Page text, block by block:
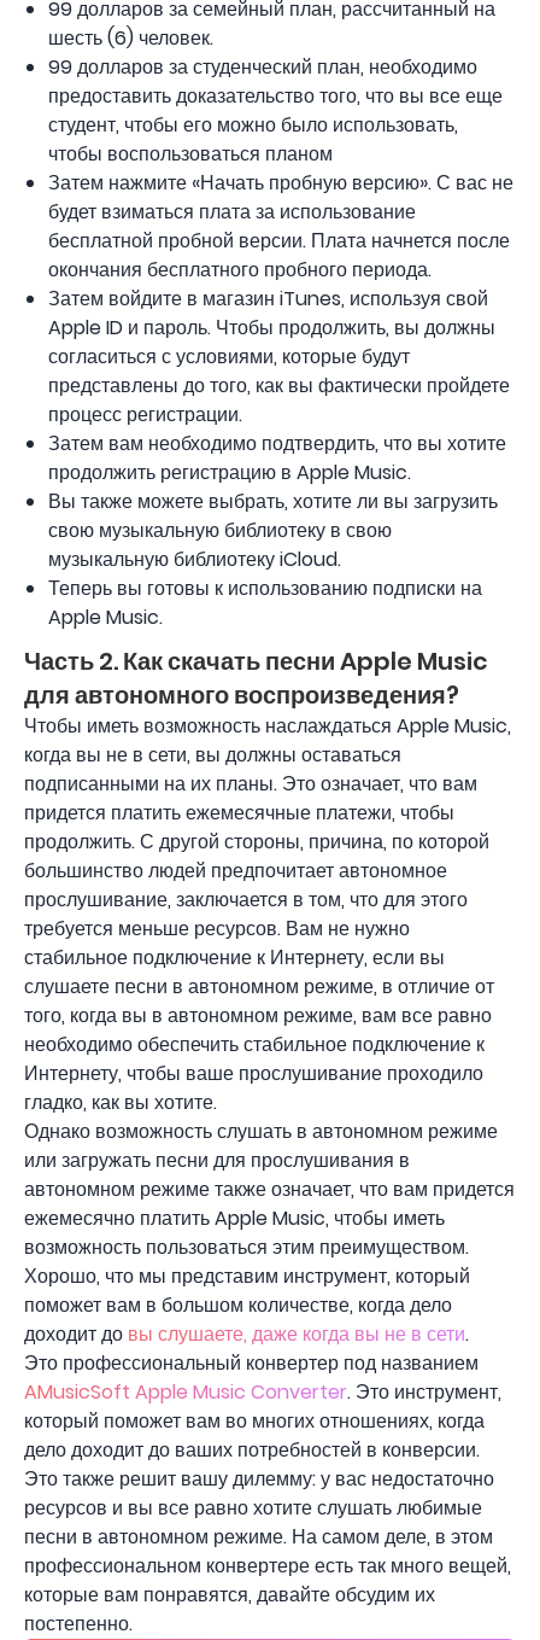
99 долларов за семейный план, рассчитанный на
шесть (6) человек.
99 долларов за студенческий план, необходимо
предоставить доказательство того, что вы все еще
студент, чтобы его можно было использовать,
чтобы воспользоваться планом
Затем нажмите «Начать пробную версию». С вас не
будет взиматься плата за использование
бесплатной пробной версии. Плата начнется после
окончания бесплатного пробного периода.
Затем войдите в магазин iTunes, используя свой
Apple ID и пароль. Чтобы продолжить, вы должны
согласиться с условиями, которые будут
представлены до того, как вы фактически пройдете
процесс регистрации.
Затем вам необходимо подтвердить, что вы хотите
продолжить регистрацию в Apple Music.
Вы также можете выбрать, хотите ли вы загрузить
свою музыкальную библиотеку в свою
музыкальную библиотеку iCloud.
Теперь вы готовы к использованию подписки на
Apple Music.
Часть 2. Как скачать песни Apple Music
для автономного воспроизведения?
Чтобы иметь возможность наслаждаться Apple Music,
когда вы не в сети, вы должны оставаться
подписанными на их планы. Это означает, что вам
придется платить ежемесячные платежи, чтобы
продолжить. С другой стороны, причина, по которой
большинство людей предпочитает автономное
прослушивание, заключается в том, что для этого
требуется меньше ресурсов. Вам не нужно
стабильное подключение к Интернету, если вы
слушаете песни в автономном режиме, в отличие от
того, когда вы в автономном режиме, вам все равно
необходимо обеспечить стабильное подключение к
Интернету, чтобы ваше прослушивание проходило
гладко, как вы хотите.
Однако возможность слушать в автономном режиме
или загружать песни для прослушивания в
автономном режиме также означает, что вам придется
ежемесячно платить Apple Music, чтобы иметь
возможность пользоваться этим преимуществом.
Хорошо, что мы представим инструмент, который
поможет вам в большом количестве, когда дело
доходит до вы слушаете, даже когда вы не в сети.
Это профессиональный конвертер под названием
AMusicSoft Apple Music Converter. Это инструмент,
который поможет вам во многих отношениях, когда
дело доходит до ваших потребностей в конверсии.
Это также решит вашу дилемму: у вас недостаточно
ресурсов и вы все равно хотите слушать любимые
песни в автономном режиме. На самом деле, в этом
профессиональном конвертере есть так много вещей,
которые вам понравятся, давайте обсудим их
постепенно.